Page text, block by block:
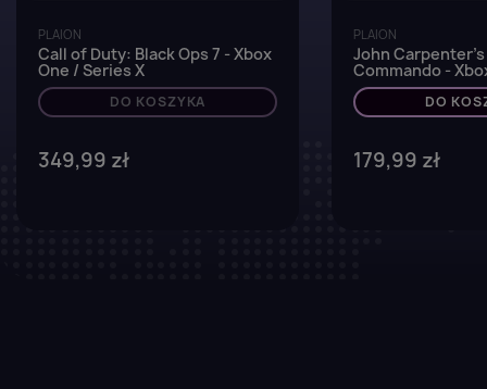
PLAION
Call of Duty: Black Ops 7 - Xbox
One / Series X
DO KOSZYKA
349,99 zł
PLAION
John Carpenter's
Commando -
DO
179,99 zł